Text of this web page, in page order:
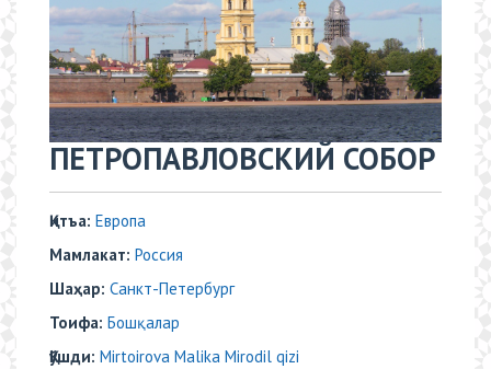
ПЕТРОПАВЛОВСКИЙ СОБОР
Қитъа: Европа
Мамлакат: Россия
Шаҳар: Санкт-Петербург
Тоифа: Бошқалар
Қўшди: Mirtoirova Malika Mirodil qizi